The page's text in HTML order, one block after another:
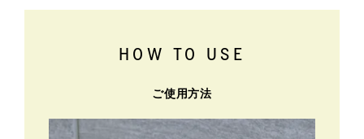
HOW TO USE
ご使用方法